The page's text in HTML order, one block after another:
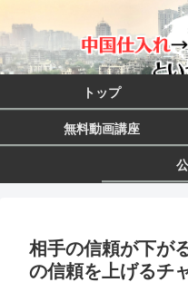
トップ
無料動画講座
相手の信頼が下が
の信頼を上げるチ